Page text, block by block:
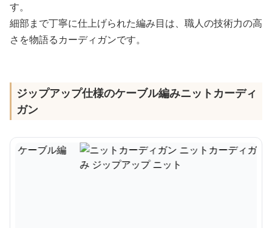
す。
細部まで丁寧に仕上げられた編み目は、職人の技術力の高
さを物語るカーディガンです。
ジップアップ仕様のケーブル編みニットカーディ
ガン